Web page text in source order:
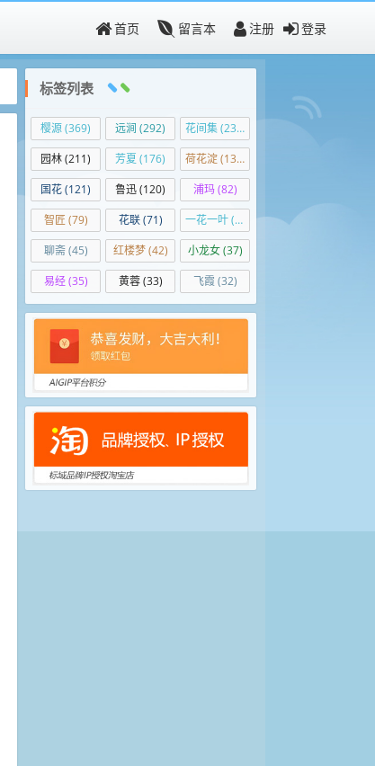
首页 留言本 注册 登录
标签列表
樱源(369) 远涧 (292) 花间集(236)
园林(211) 芳夏 (176) 荷花淀(139)
国花(121) 鲁迅(120) 浦玛(82)
智匠 (79) 花联(71) 一花一叶(50)
聊斋(45) 红楼梦(42) 小龙女(37)
易经(35) 黄蓉(33) 飞霞 (32)